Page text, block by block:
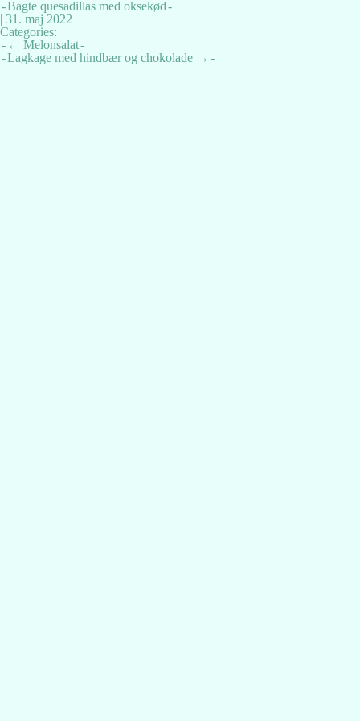
Bagte quesadillas med oksekød
| 31. maj 2022
Categories:
Indlægsnavigation
← Melonsalat
Lagkage med hindbær og chokolade →